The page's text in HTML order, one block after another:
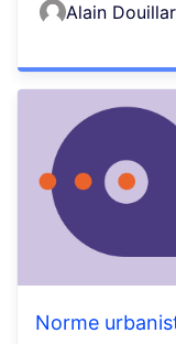
Alain
Norme